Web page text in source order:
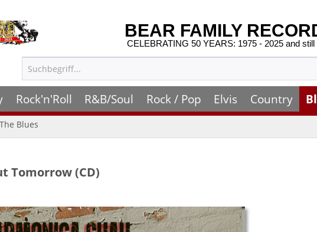
BEAR FAMILY
CELEBRATING 50 YEARS: 1975 - 2025 and still
Rock'n'Roll R&B/Soul Rock / Pop Elvis Country
The Blues
Tomorrow (CD)